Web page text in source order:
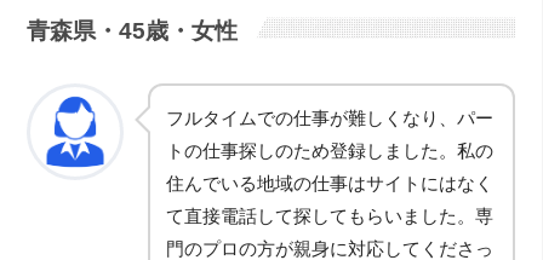
青森県・45歳・女性
フルタイムでの仕事が難しくなり、パー
トの仕事探しのため登録しました。私の
住んでいる地域の仕事はサイトにはなく
て直接電話して探してもらいました。専
門のプロの方が親身に対応してくださっ